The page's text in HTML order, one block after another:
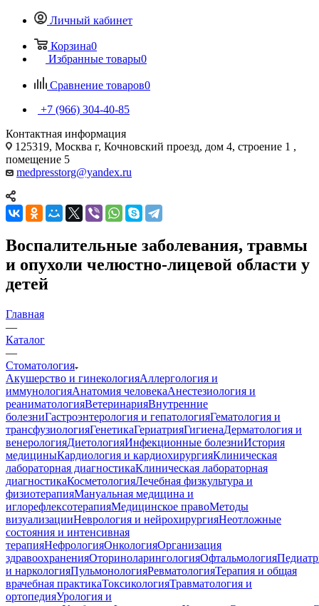
Личный кабинет
Корзина0
Избранные товары0
Сравнение товаров0
+7 (966) 304-40-85
Контактная информация
125319, Москва г, Кочновский проезд, дом 4, строение 1 ,
помещение 5
medpresstorg@yandex.ru
Воспалительные заболевания, травмы
и опухоли челюстно-лицевой области у
детей
Главная
—
Каталог
—
Стоматология
Акушерство и гинекологияАллергология и
иммунологияАнатомия человекаАнестезиология и
реаниматологияВетеринарияВнутренние
болезниГастроэнтерология и гепатологияГематология и
трансфузиологияГенетикаГериатрияГигиенаДерматология и
венерологияДиетологияИнфекционные болезниИстория
медициныКардиология и кардиохирургияКлиническая
лабораторная диагностикаКлиническая лабораторная
диагностикаКосметологияЛечебная физкультура и
физиотерапияМануальная медицина и
иглорефлексотерапияМедицинское правоМетоды
визуализацииНеврология и нейрохирургияНеотложные
состояния и интенсивная
терапияНефрологияОнкологияОрганизация
здравоохраненияОториноларингологияОфтальмология
и наркологияПульмонологияРевматологияТерапия и общая
врачебная практикаТоксикологияТравматология и
ортопедияУрология и